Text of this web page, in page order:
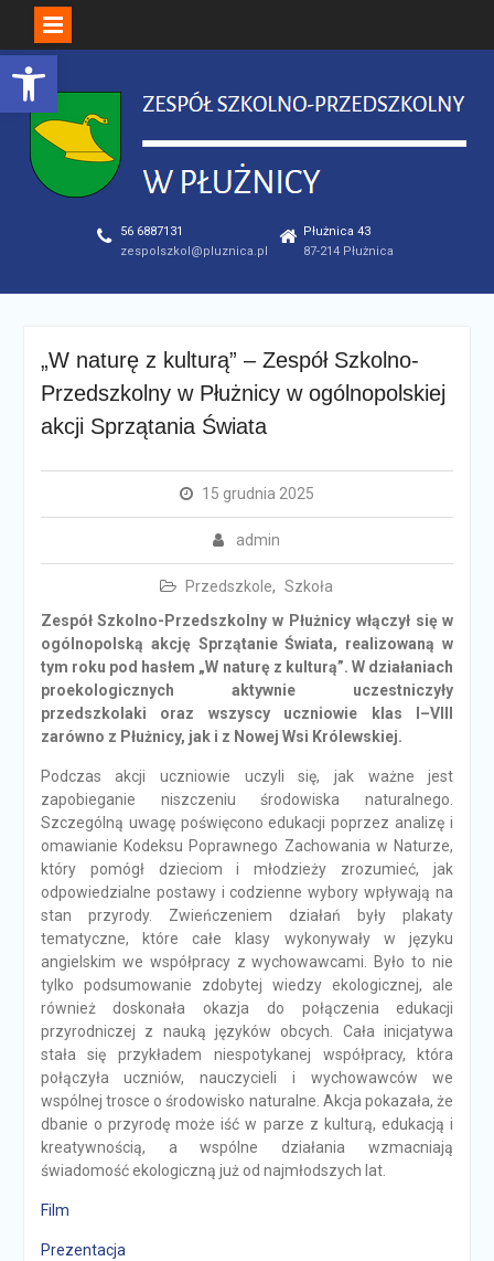
Open toolbar
Skip
to
content
56 6887131
zespolszkol@pluznica.pl
Płużnica 43
87-214 Płużnica
„W naturę z kulturą” – Zespół Szkolno-
Przedszkolny w Płużnicy w ogólnopolskiej
akcji Sprzątania Świata
15 grudnia 2025
admin
Przedszkole, Szkoła
Zespół Szkolno-Przedszkolny w Płużnicy włączył się w
ogólnopolską akcję Sprzątanie Świata, realizowaną w
tym roku pod hasłem „W naturę z kulturą”. W działaniach
proekologicznych aktywnie uczestniczyły
przedszkolaki oraz wszyscy uczniowie klas I–VIII
zarówno z Płużnicy, jak i z Nowej Wsi Królewskiej.
Podczas akcji uczniowie uczyli się, jak ważne jest
zapobieganie niszczeniu środowiska naturalnego.
Szczególną uwagę poświęcono edukacji poprzez analizę i
omawianie Kodeksu Poprawnego Zachowania w Naturze,
który pomógł dzieciom i młodzieży zrozumieć, jak
odpowiedzialne postawy i codzienne wybory wpływają na
stan przyrody. Zwieńczeniem działań były plakaty
tematyczne, które całe klasy wykonywały w języku
angielskim we współpracy z wychowawcami. Było to nie
tylko podsumowanie zdobytej wiedzy ekologicznej, ale
również doskonała okazja do połączenia edukacji
przyrodniczej z nauką języków obcych. Cała inicjatywa
stała się przykładem niespotykanej współpracy, która
połączyła uczniów, nauczycieli i wychowawców we
wspólnej trosce o środowisko naturalne. Akcja pokazała, że
dbanie o przyrodę może iść w parze z kulturą, edukacją i
kreatywnością, a wspólne działania wzmacniają
świadomość ekologiczną już od najmłodszych lat.
Film
Prezentacja